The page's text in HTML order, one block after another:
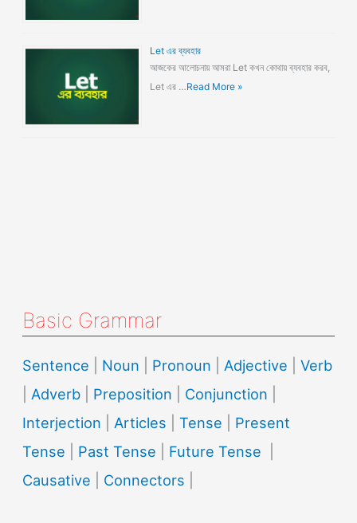
Let এর ব্যবহার
আজকের আলোচনায় আমরা Let কখন কোথায় ব্যবহার করব,
Let এর …Read More »
Basic Grammar
Sentence Noun Pronoun Adjective |Verb
Adverb Preposition Conjunction
Interjection
Articles |Tense
Present
Tense
Past Tense Future Tense
Causative
Connectors